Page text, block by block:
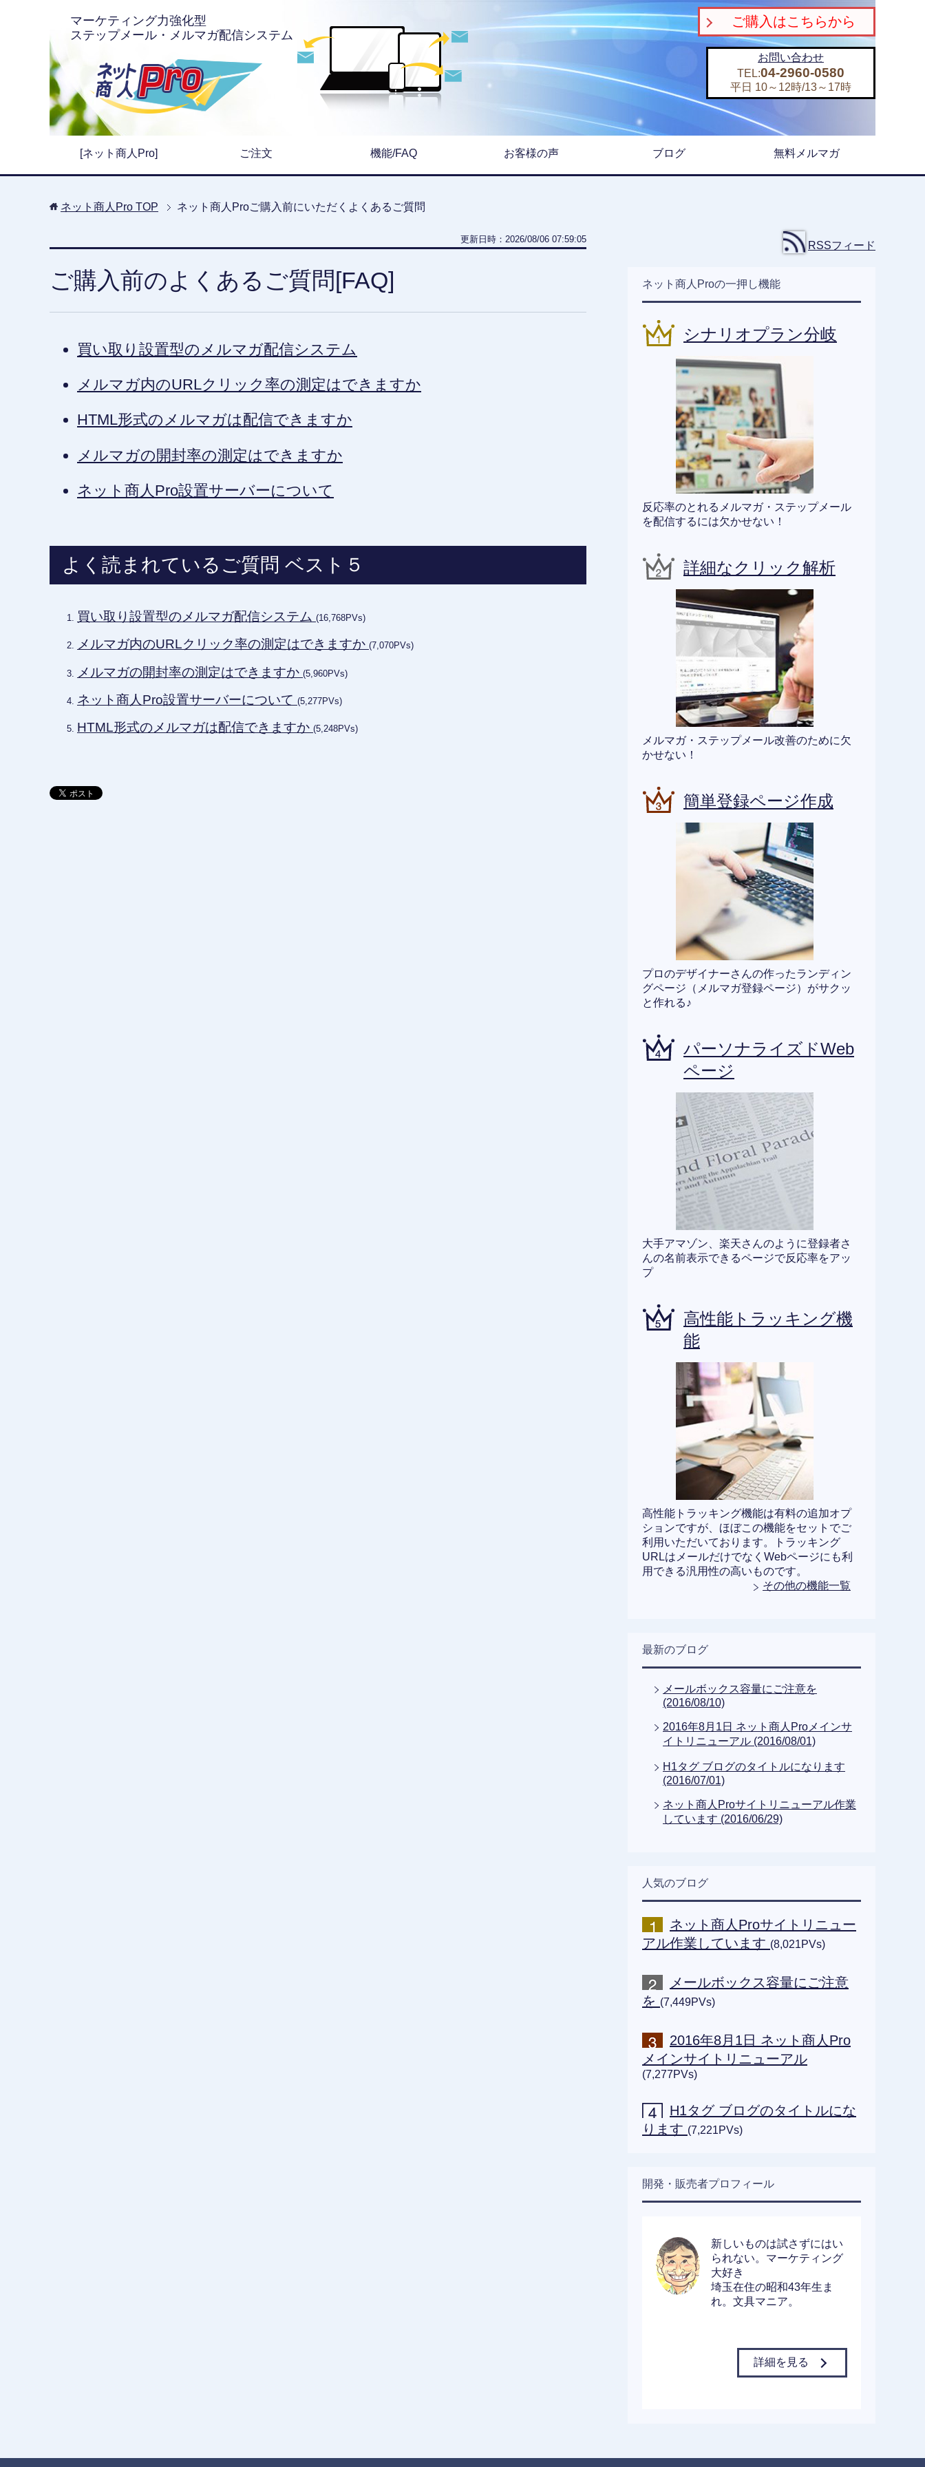
マーケティング力強化型
ステップメール・メルマガ配信システム
ご購入はこちらから
お問い合わせ
TEL:04-2960-0580
平日 10～12時/13～17時
[ネット商人Pro] ご注文 機能/FAQ お客様の声 ブログ 無料メルマガ
ネット商人Pro TOP ネット商人Proご購入前にいただくよくあるご質問
更新日時：2026/08/06 07:59:05
ご購入前のよくあるご質問[FAQ]
買い取り設置型のメルマガ配信システム
メルマガ内のURLクリック率の測定はできますか
HTML形式のメルマガは配信できますか
メルマガの開封率の測定はできますか
ネット商人Pro設置サーバーについて
よく読まれているご質問 ベスト５
買い取り設置型のメルマガ配信システム (16,768PVs)
メルマガ内のURLクリック率の測定はできますか (7,070PVs)
メルマガの開封率の測定はできますか (5,960PVs)
ネット商人Pro設置サーバーについて (5,277PVs)
HTML形式のメルマガは配信できますか (5,248PVs)
RSSフィード
ネット商人Proの一押し機能
シナリオプラン分岐
反応率のとれるメルマガ・ステップメール
を配信するには欠かせない！
詳細なクリック解析
メルマガ・ステップメール改善のために欠
かせない！
簡単登録ページ作成
プロのデザイナーさんの作ったランディン
グページ（メルマガ登録ページ）がサクッ
と作れる♪
パーソナライズドWeb
ページ
大手アマゾン、楽天さんのように登録者さ
んの名前表示できるページで反応率をアッ
プ
高性能トラッキング機
能
高性能トラッキング機能は有料の追加オプ
ションですが、ほぼこの機能をセットでご
利用いただいております。トラッキング
URLはメールだけでなくWebページにも利
用できる汎用性の高いものです。
その他の機能一覧
最新のブログ
メールボックス容量にご注意を
(2016/08/10)
2016年8月1日 ネット商人Proメインサ
イトリニューアル (2016/08/01)
H1タグ ブログのタイトルになります
(2016/07/01)
ネット商人Proサイトリニューアル作業
しています (2016/06/29)
人気のブログ
ネット商人Proサイトリニュー
アル作業しています (8,021PVs)
メールボックス容量にご注意
を (7,449PVs)
2016年8月1日 ネット商人Pro
メインサイトリニューアル
(7,277PVs)
H1タグ ブログのタイトルにな
ります (7,221PVs)
開発・販売者プロフィール
新しいものは試さずにはい
られない。マーケティング
大好き
埼玉在住の昭和43年生ま
れ。文具マニア。
詳細を見る